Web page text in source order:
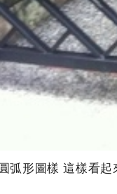
弧形圖樣 這樣看起